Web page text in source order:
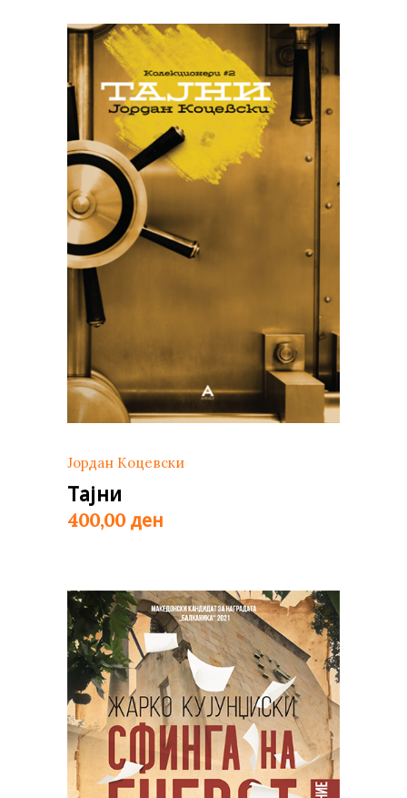
Јордан Коцевски
Тајни
400,00 ден